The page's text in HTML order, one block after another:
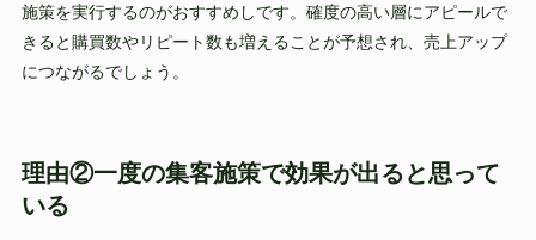
施策を実行するのがおすすめしです。確度の高い層にアピールで
きると購買数やリピート数も増えることが予想され、売上アップ
につながるでしょう。
理由②一度の集客施策で効果が出ると思って
いる